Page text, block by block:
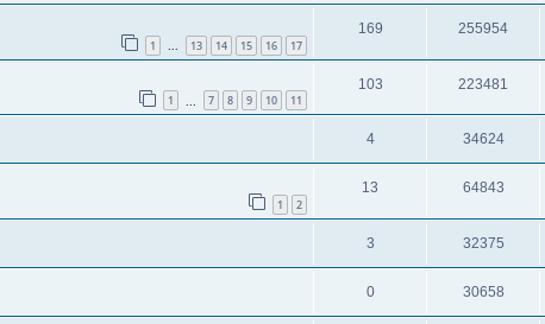
1 ... 13 14 15 16 17
169 255954
1 7 8 9 10 11
103 223481
4 34624
1 2
13 64843
3 32375
0 30658